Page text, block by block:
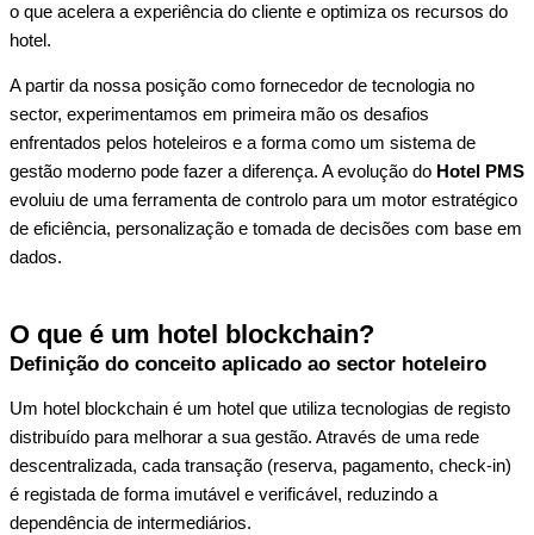
o que acelera a experiência do cliente e optimiza os recursos do
hotel.
A partir da nossa posição como fornecedor de tecnologia no
sector, experimentamos em primeira mão os desafios
enfrentados pelos hoteleiros e a forma como um sistema de
gestão moderno pode fazer a diferença. A evolução do Hotel PMS
evoluiu de uma ferramenta de controlo para um motor estratégico
de eficiência, personalização e tomada de decisões com base em
dados.
O que é um hotel blockchain?
Definição do conceito aplicado ao sector hoteleiro
Um hotel blockchain é um hotel que utiliza tecnologias de registo
distribuído para melhorar a sua gestão. Através de uma rede
descentralizada, cada transação (reserva, pagamento, check-in)
é registada de forma imutável e verificável, reduzindo a
dependência de intermediários.